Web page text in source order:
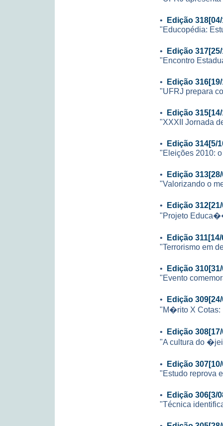
• Edição
"Educopédia:
• Edição
"Encontro
• Edição
"UFRJ prepara
• Edição
"XXXII Jornada
• Edição 314[5/
"Eleições 2010:
• Edição
"Valorizando o
• Edição
"Projeto
• Edição
"Terrorismo em
• Edição
"Evento
• Edição
"M�rito X Cotas:
• Edição
"A cultura do
• Edição
"Estudo reprova
• Edição 306[3/
"Técnica